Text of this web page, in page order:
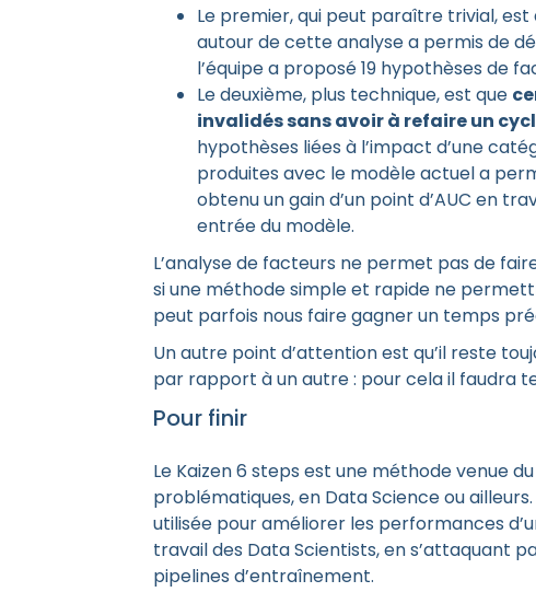
Le premier, qui peut paraître trivial, est
autour de cette analyse a permis de
l’équipe a proposé 19 hypothèses de
Le deuxième, plus technique, est que
invalidés sans avoir à refaire un
hypothèses liées à l’impact d’une
produites avec le modèle actuel a
obtenu un gain d’un point d’AUC en
entrée du modèle.
L’analyse de facteurs ne permet pas de
si une méthode simple et rapide ne
peut parfois nous faire gagner un temps
Un autre point d’attention est qu’il reste
par rapport à un autre : pour cela il faudra
Pour finir
Le Kaizen 6 steps est une méthode venue
problématiques, en Data Science ou
utilisée pour améliorer les performances
travail des Data Scientists, en s’attaquant
pipelines d’entraînement.